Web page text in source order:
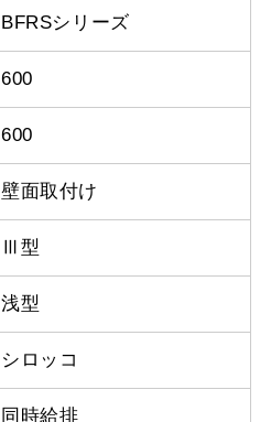
BFRSシリーズ
600
600
壁面取付け
Ⅲ型
浅型
シロッコ
同時給排